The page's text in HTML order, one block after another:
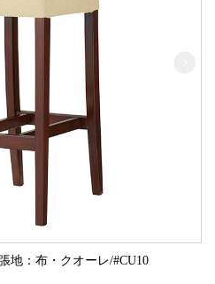
地：布・クオーレ/#CU10